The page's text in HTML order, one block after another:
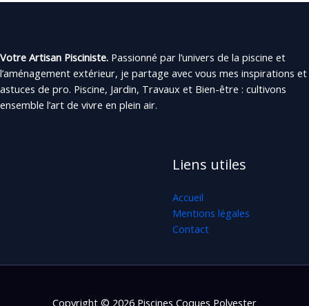
Votre Artisan Pisciniste. Passionné par l’univers de la piscine et
l’aménagement extérieur, je partage avec vous mes inspirations et
astuces de pro. Piscine, Jardin, Travaux et Bien-être : cultivons
ensemble l’art de vivre en plein air.
Liens utiles
Accueil
Mentions légales
Contact
Copyright © 2026 Piscines Coques Polyester